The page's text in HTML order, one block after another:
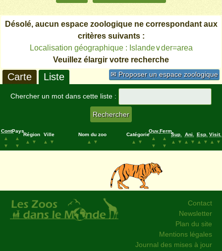
Désolé, aucun espace zoologique ne correspondant aux
critères suivants :
Localisation géographique : Islande∨der=area
Veuillez élargir votre recherche
✉ Proposer un espace zoologique
Carte Liste
Chercher un mot dans cette liste :
Cont.
▲
▼
Pays
▲
▼
Région
▲
▼
Ville
▲
▼
Nom du zoo
▲
▼
Catégorie
▲
▼
Ouv.
▲
▼
Ferm.
▲
▼
Sup.
▲
▼
Ani.
▲
▼
Esp.
▲
▼
Visit.
▲
▼
Contact
Newsletter
Plan du site
Mentions légales
Journal des mises à jour